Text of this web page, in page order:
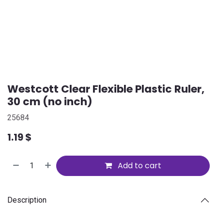
Westcott Clear Flexible Plastic Ruler,
30 cm (no inch)
25684
1.19$
Add to cart
Description